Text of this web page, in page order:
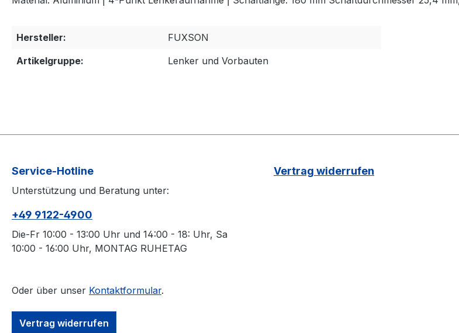
Hersteller:
FUXSON
Artikelgruppe:
Lenker und Vorbauten
Service-Hotline
Unterstützung und Beratung unter:
+49 9122-4900
Die-Fr 10:00 - 13:00 Uhr und 14:00 - 18: Uhr, Sa
10:00 - 16:00 Uhr, MONTAG RUHETAG
Oder über unser Kontaktformular.
Vertrag widerrufen
Vertrag widerrufen